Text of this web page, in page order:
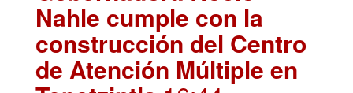
Nahle cumple con la
construcción del Centro
de Atención Múltiple en